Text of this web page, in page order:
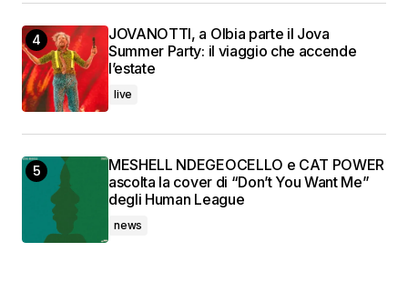
JOVANOTTI, a Olbia parte il Jova
Summer Party: il viaggio che accende
l’estate
live
MESHELL NDEGEOCELLO e CAT POWER
ascolta la cover di “Don’t You Want Me”
degli Human League
news